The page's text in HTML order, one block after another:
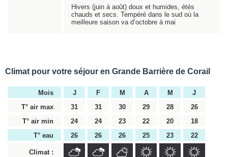
Hivers (juin à août) doux et humides, étés
chauds et secs. Tempéré dans le sud où la
meilleure saison va d’octobre à mai
Climat pour votre séjour en Grande Barrière de Corail
Mois J F M A M
J
T° air max
31 31 30 29 28
26
T° air min
24 24 23 22 20
18
T° eau
26 26 26 25 23 22
Climat :